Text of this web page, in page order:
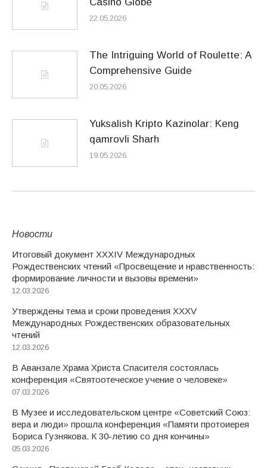
22.05.2026
The Intriguing World of Roulette: A
Comprehensive Guide
20.05.2026
Yuksalish Kripto Kazinolar: Keng
qamrovli Sharh
19.05.2026
Новости
Итоговый документ XXХIV Международных
Рождественских чтений «Просвещение и нравственность:
формирование личности и вызовы времени»
12.03.2026
Утверждены тема и сроки проведения XXXV
Международных Рождественских образовательных
чтений
12.03.2026
В Аванзале Храма Христа Спасителя состоялась
конференция «Святоотеческое учение о человеке»
07.03.2026
В Музее и исследовательском центре «Советский Союз:
вера и люди» прошла конференция «Памяти протоиерея
Бориса Гузнякова. К 30-летию со дня кончины»
05.03.2026